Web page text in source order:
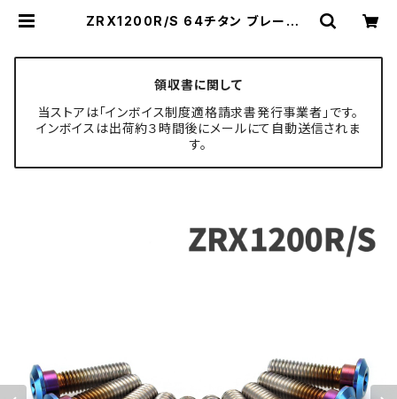
ZRX1200R/S 64チタン ブレーキデ
2005 | TECH-MASTER ボルト専
門店
領収書に関して
当ストアは「インボイス制度適格請求書発行事業者」です。
インボイスは出荷約３時間後にメールにて自動送信されま
す。